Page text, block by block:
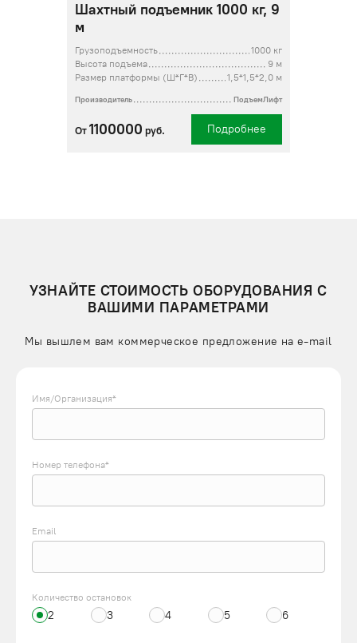
Шахтный подъемник 1000 кг, 9
м
Грузоподъемность
1000 кг
Высота подъема
9 м
Размер платформы (Ш*Г*В)
1,5*1,5*2,0 м
Производитель ПодъемЛифт
От 1100000 руб. Подробнее
УЗНАЙТЕ СТОИМОСТЬ ОБОРУДОВАНИЯ С
ВАШИМИ ПАРАМЕТРАМИ
Мы вышлем вам коммерческое предложение на e-mail
Имя/Организация*
Номер телефона*
Email
Количество остановок
2 3 4 5 6